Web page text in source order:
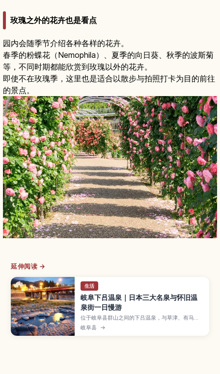
玫瑰之外的花卉也是看点
园内会随季节介绍各种各样的花卉。
春季的粉蝶花（Nemophila）、夏季的向日葵、秋季的波斯菊
等，不同时期都能欣赏到玫瑰以外的花卉。
即使不在玫瑰季，这里也是适合以散步与拍照打卡为目的前往
的景点。
延伸阅读 →
生活
岐阜下吕温泉｜日本三大名泉与怀旧温
泉街一日慢游
位于岐阜县群山之间的下吕温泉，与草津、有马并
列日本三大名泉，以丝滑的美肌泉质和充满昭和氛
围的温泉街闻名。文章介绍足汤与河畔露天温泉、
岐阜县 →